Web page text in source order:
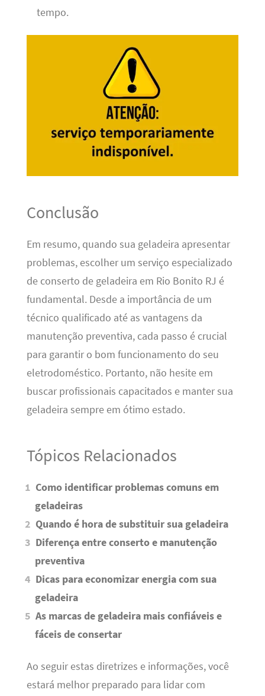
tempo.
Conclusão
Em resumo, quando sua geladeira apresentar
problemas, escolher um serviço especializado
de conserto de geladeira em Rio Bonito RJ é
fundamental. Desde a importância de um
técnico qualificado até as vantagens da
manutenção preventiva, cada passo é crucial
para garantir o bom funcionamento do seu
eletrodoméstico. Portanto, não hesite em
buscar profissionais capacitados e manter sua
geladeira sempre em ótimo estado.
Tópicos Relacionados
Como identificar problemas comuns em
geladeiras
Quando é hora de substituir sua geladeira
Diferença entre conserto e manutenção
preventiva
Dicas para economizar energia com sua
geladeira
As marcas de geladeira mais confiáveis e
fáceis de consertar
Ao seguir estas diretrizes e informações, você
estará melhor preparado para lidar com